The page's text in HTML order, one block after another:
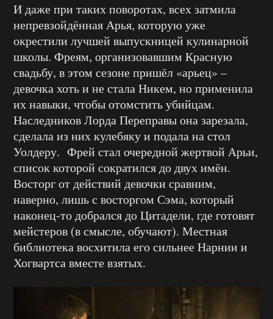
И даже при таких поворотах, всех затмила
непревзойдённая Арья, которую уже
окрестили лучшей выпускницей кулинарной
школы. Фреям, организовавшим Красную
свадьбу, в этом сезоне пришёл «арьец» –
девочка хоть и не стала Никем, но применила
их навыки, чтобы отомстить убийцам.
Наследников Лорда Переправы она зарезала,
сделала из них кулебяку и подала на стол
Уолдеру. Фрей стал очередной жертвой Арьи,
список которой сократился до двух имён.
Восторг от действий девочки сравним,
наверно, лишь с восторгом Сэма, который
наконец-то добрался до Цитадели, где готовят
мейстеров (в смысле, обучают). Местная
библиотека восхитила его сильнее Нарнии и
Хогвартса вместе взятых.